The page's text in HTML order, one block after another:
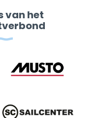
van het